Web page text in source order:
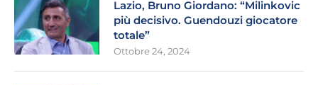
Lazio, Bruno Giordano: “Milinkovic
più decisivo. Guendouzi giocatore
totale”
Ottobre 24, 2024